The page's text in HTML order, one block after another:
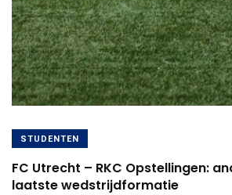
STUDENTEN
FC Utrecht – RKC Opstellingen:
laatste wedstrijdformatie